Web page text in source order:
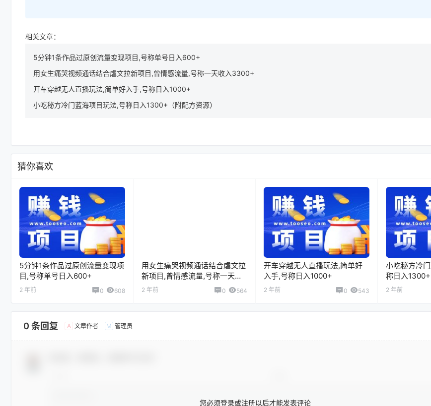
相关文章：
5分钟1条作品过原创流量变现项目,号称单号日入600+
用女生痛哭视频通话结合虐文拉新项目,曾情感流量,号称一天收入3300+
开车穿越无人直播玩法,简单好入手,号称日入1000+
小吃秘方冷门蓝海项目玩法,号称日入1300+（附配方资源）
猜你喜欢
5分钟1条作品过原创流量变现项
目,号称单号日入600+
2 年前 0 608
用女生痛哭视频通话结合虐文拉
新项目,曾情感流量,号称一天收
入3300+
2 年前 0 564
开车穿越无人直播玩法,简单好
入手,号称日入1000+
2 年前 0 543
小吃秘方冷
称日入1300+
2 年前
0 条回复 A 文章作者 M 管理员
您必须登录或注册以后才能发表评论